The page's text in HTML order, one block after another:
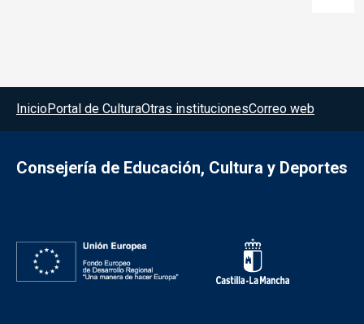
Menú del pie
InicioPortal de CulturaOtras institucionesCorreo web
Consejería de Educación, Cultura y Deportes